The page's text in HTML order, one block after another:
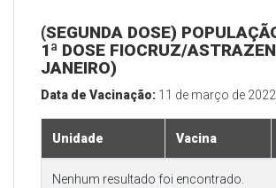
(SEGUNDA DOSE)
1ª DOSE FIOCRUZ/
JANEIRO)
Data de Vacinação: 11 de março de 2022
Unidade Vacina
Nenhum resultado foi encontrado.